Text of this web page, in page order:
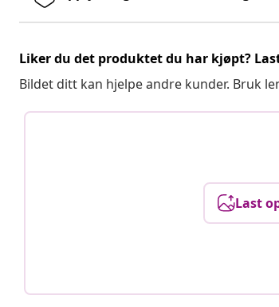
Liker du det produktet du har kjøpt?
Bildet ditt kan hjelpe andre kunder. Bruk
Last